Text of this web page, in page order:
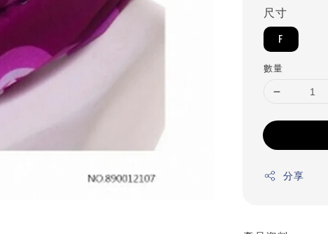
尺寸
F
數量
分享